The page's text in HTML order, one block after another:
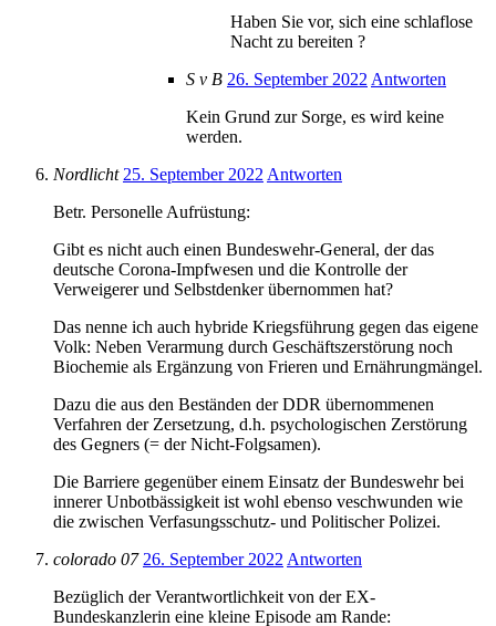
Haben Sie vor, sich eine schlaflose
Nacht zu bereiten ?
S v B 26. September 2022 Antworten
Kein Grund zur Sorge, es wird keine
werden.
Nordlicht 25. September 2022 Antworten
Betr. Personelle Aufrüstung:
Gibt es nicht auch einen Bundeswehr-General, der das
deutsche Corona-Impfwesen und die Kontrolle der
Verweigerer und Selbstdenker übernommen hat?
Das nenne ich auch hybride Kriegsführung gegen das eigene
Volk: Neben Verarmung durch Geschäftszerstörung noch
Biochemie als Ergänzung von Frieren und Ernährungmängel.
Dazu die aus den Beständen der DDR übernommenen
Verfahren der Zersetzung, d.h. psychologischen Zerstörung
des Gegners (= der Nicht-Folgsamen).
Die Barriere gegenüber einem Einsatz der Bundeswehr bei
innerer Unbotbässigkeit ist wohl ebenso veschwunden wie
die zwischen Verfasungsschutz- und Politischer Polizei.
colorado 07 26. September 2022 Antworten
Bezüglich der Verantwortlichkeit von der EX-
Bundeskanzlerin eine kleine Episode am Rande: